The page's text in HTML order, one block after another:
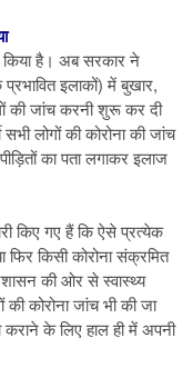
किया है। अब सरकार ने
इलाकों) में बुखार,
की जांच करनी शुरू कर दी
लोगों की कोरोना की जांच
का पता लगाकर इलाज
किए गए हैं कि ऐसे प्रत्येक
फिर किसी कोरोना संक्रमित
की ओर से स्वास्थ्य
कोरोना जांच भी की जा
के लिए हाल ही में अपनी